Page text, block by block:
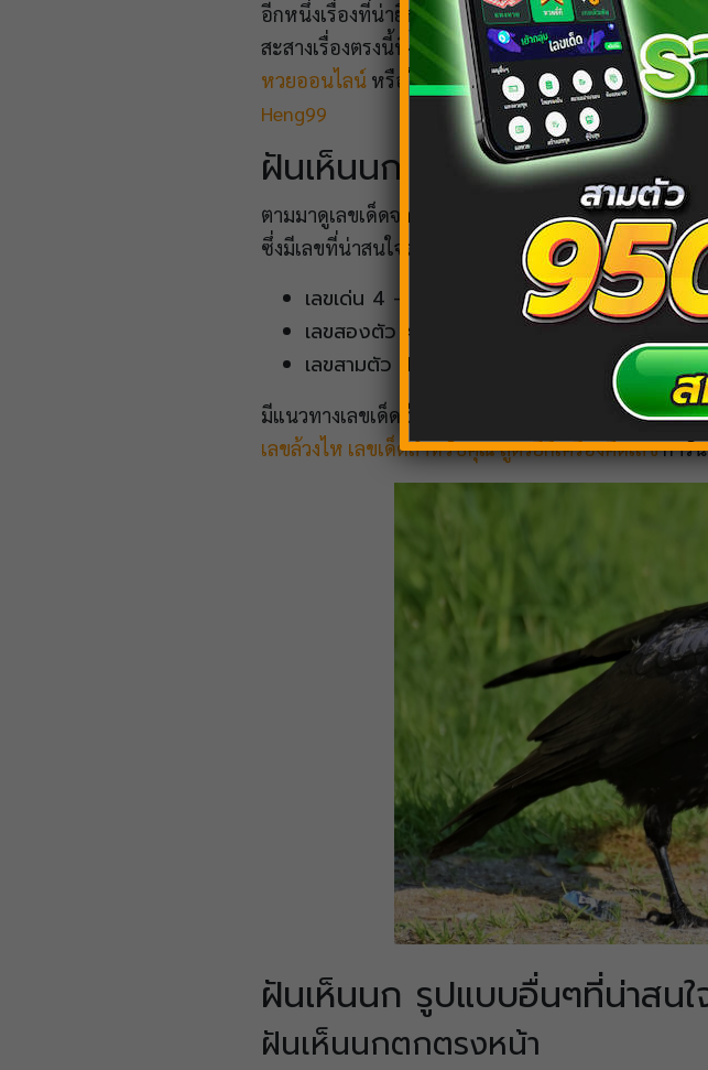
อีกหนึ่งเรื่องที่น่ายินดีอย่างยิ่งนั่นก็คือ เรื่องของการเงิ
สะสางเรื่องตรงนี้ทิ้งไปทั้งหมด อีกทั้งยังมีดวงเรื่องของ
หวยออนไลน์ หรือใครที่เป็นตัวแม่เรื่องการเดิมพันก็ต้อ
Heng99
ฝันเห็นนก แนวทางเลขเด็ดจาก
ตามมาดูเลขเด็ดจากความฝันกันต่อ ซึ่งทาง
ซึ่งมีเลขที่น่าสนใจดังนี้
เลขเด่น 4 – 9 – 7
เลขสองตัว 49 94 47 74 97 79
เลขสามตัว 497 479 749 794 974 947
มีแนวทางเลขเด็ดอีกมากมายที่สามารถเลือกใช้งานไ
เลขล้วงไห เลขเด็ดสำหรับคุณสูตรยี่กีเครื่องคิดเลขการัน
ฝันเห็นนก รูปแบบอื่นๆที่น่าสนใ
ฝันเห็นนกตกตรงหน้า